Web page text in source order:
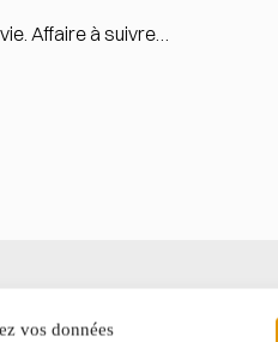
vos données
Affaire à suivre…
actualités